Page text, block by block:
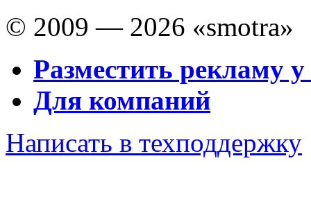
© 2009 — 2026 «smotra»
Разместить рекламу у
Для компаний
Написать в техподдержку